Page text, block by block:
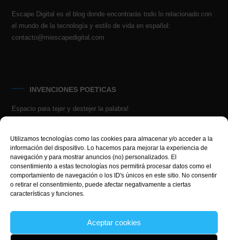
Utilizamos tecnologías como las cookies para almacenar y/o acceder a la
información del dispositivo. Lo hacemos para mejorar la experiencia de
navegación y para mostrar anuncios (no) personalizados. El
consentimiento a estas tecnologías nos permitirá procesar datos como el
comportamiento de navegación o los ID's únicos en este sitio. No consentir
o retirar el consentimiento, puede afectar negativamente a ciertas
características y funciones.
Aceptar cookies
Escape Digital es el blog donde encontrarás todo lo relacionado con
el mundo de la tecnología y estilo de vida en español:
contacto@miescapedigital.com
INVENCIONES POETICAS
Espacio para tejer y destejer la palabra!